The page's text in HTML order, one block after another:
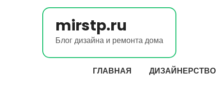
mirstp.ru
Блог дизайна и ремонта дома
ГЛАВНАЯ ДИЗАЙНЕРСТВО